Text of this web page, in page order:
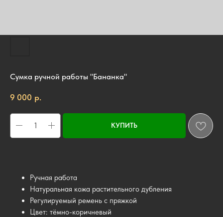
Сумка ручной работы "Бананка"
9 000 р.
КУПИТЬ
Ручная работа
Натуральная кожа растительного дубления
Регулируемый ремень с пряжкой
Цвет: тёмно-коричневый